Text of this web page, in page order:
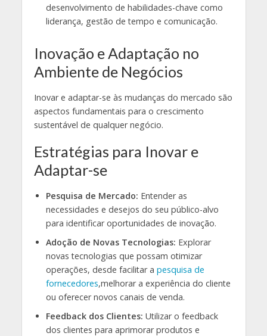
desenvolvimento de habilidades-chave como
liderança, gestão de tempo e comunicação.
Inovação e Adaptação no
Ambiente de Negócios
Inovar e adaptar-se às mudanças do mercado são
aspectos fundamentais para o crescimento
sustentável de qualquer negócio.
Estratégias para Inovar e
Adaptar-se
Pesquisa de Mercado: Entender as
necessidades e desejos do seu público-alvo
para identificar oportunidades de inovação.
Adoção de Novas Tecnologias: Explorar
novas tecnologias que possam otimizar
operações, desde facilitar a pesquisa de
fornecedores,melhorar a experiência do cliente
ou oferecer novos canais de venda.
Feedback dos Clientes: Utilizar o feedback
dos clientes para aprimorar produtos e